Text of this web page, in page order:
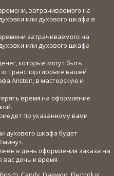
затрачиваемого на
или духового шкафа в
затрачиваемого на
или духового шкафа
которые могут быть
транспортировке вашей
Ariston, в мастерскую и
время на оформление
по указанному вами
духового шкафа будет
минут.
в день оформления заказа на
вас день и время.